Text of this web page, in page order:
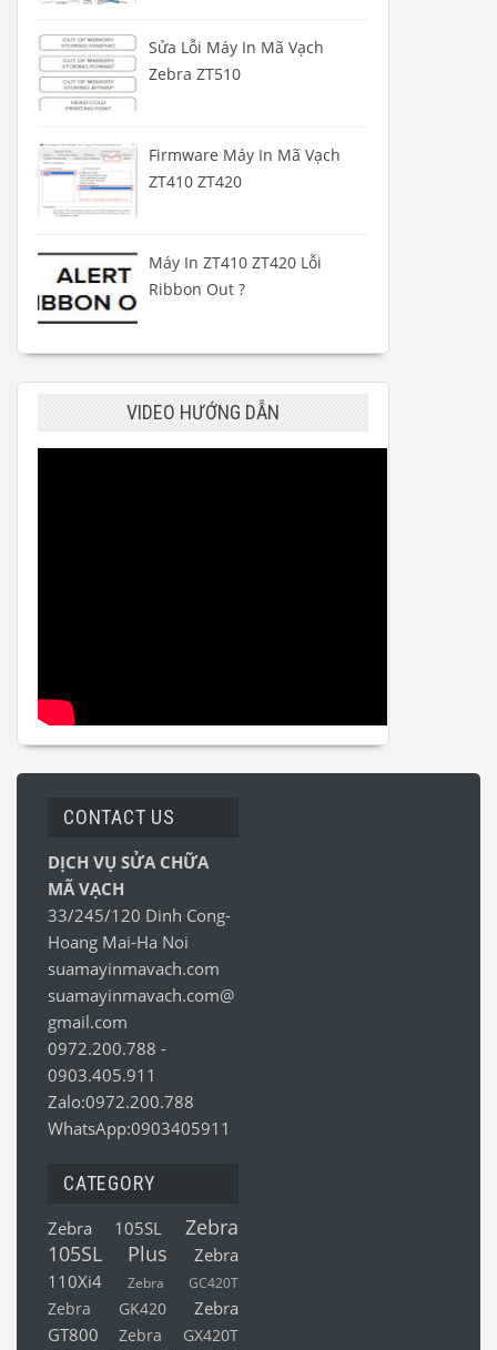
Sửa Lỗi Máy In Mã Vạch
Zebra ZT510
Firmware Máy In Mã Vạch
ZT410 ZT420
Máy In ZT410 ZT420 Lỗi
Ribbon Out ?
VIDEO HƯỚNG DẪN
CONTACT US
DỊCH VỤ SỬA CHỮA
MÃ VẠCH
33/245/120 Dinh Cong-
Hoang Mai-Ha Noi
suamayinmavach.com
suamayinmavach.com@
gmail.com
0972.200.788 -
0903.405.911
Zalo:0972.200.788
WhatsApp:0903405911
CATEGORY
Zebra 105SL
Zebra
105SL Plus
Zebra
110Xi4
Zebra GC420T
Zebra GK420
Zebra
GT800
Zebra GX420T